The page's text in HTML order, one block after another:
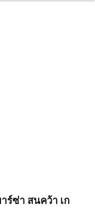
ร์ซ่า สนคว้า เก